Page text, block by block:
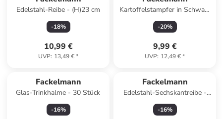
Edelstahl-Reibe - (H)23 cm
-18%
10,99 €
UVP: 13,49 €*
Kartoffelstampfer in Schwarz
- (L)26 cm
-20%
9,99 €
UVP: 12,49 €*
Fackelmann
Glas-Trinkhalme - 30 Stück
-16%
Fackelmann
Edelstahl-Sechskantreibe -
(H)22 cm
-16%